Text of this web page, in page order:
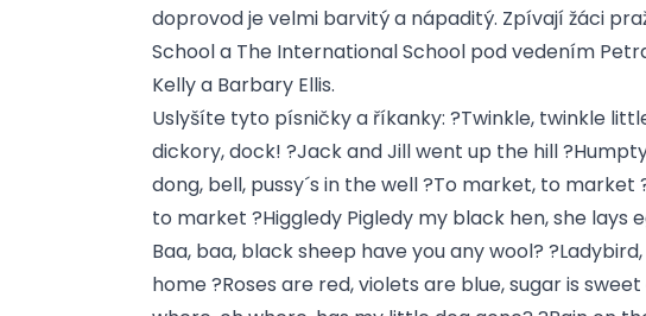
doprovod je velmi barvitý a nápaditý. Zpívají žáci
School a The International School pod vedením
Kelly a Barbary Ellis.
Uslyšíte tyto písničky a říkanky: ?Twinkle, twinkle
dickory, dock! ?Jack and Jill went up the hill
dong, bell, pussy´s in the well ?To market, to market
to market ?Higgledy Pigledy my black hen, she lays
Baa, baa, black sheep have you any wool?
home ?Roses are red, violets are blue, sugar is